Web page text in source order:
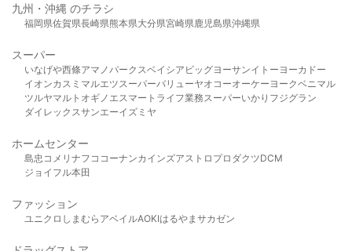
九州・沖縄 のチラシ
福岡県佐賀県長崎県熊本県大分県宮崎県鹿児島県沖縄県
スーパー
いなげや西條アマノパークスベイシア ビッグヨーサンイトーヨーカドー
イオンカスミ マルエツスーパーバリューヤオコーオーケー ヨークベニマル
ツルヤマルト オギノ エスマート ライフ業務スーパーいかり フジグラン
ダイレックスサンエーイズミヤ
ホームセンター
島忠 コメリ ナフコ コーナンカインズアストロプロダクツDCM
ジョイフル本田
ファッション
ユニクロ しまむら アベイルAOKIはるやま サカゼン